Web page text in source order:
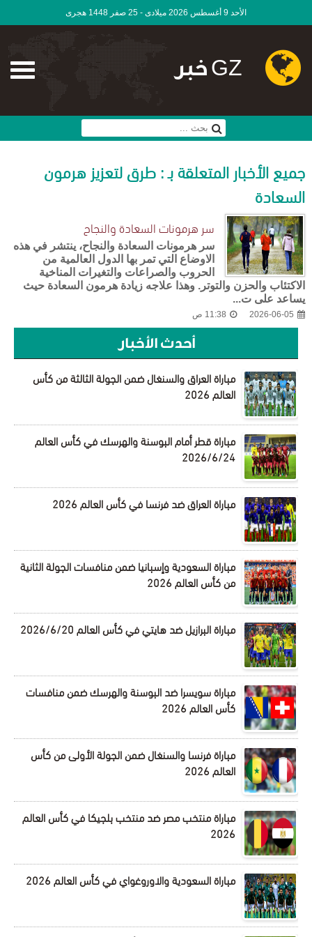
الأحد 9 أغسطس 2026 ميلادى - 25 صفر 1448 هجرى
GZ خبر
جميع الأخبار المتعلقة بـ : طرق لتعزيز هرمون
السعادة
سر هرمونات السعادة والنجاح
سر هرمونات السعادة والنجاح، ينتشر في هذه
الاوضاع التي تمر بها الدول العالمية من
الحروب والصراعات والتغيرات المناخية
الاكتئاب والحزن والتوتر. وهذا علاجه زيادة هرمون السعادة حيث
يساعد على ت...
2026-06-05 11:38 ص
أحدث الأخبار
مباراة العراق والسنغال ضمن الجولة الثالثة من كأس
العالم 2026
مباراة قطر أمام البوسنة والهرسك في كأس العالم
2026/6/24
مباراة العراق ضد فرنسا في كأس العالم 2026
مباراة السعودية وإسبانيا ضمن منافسات الجولة الثانية
من كأس العالم 2026
مباراة البرازيل ضد هايتي في كأس العالم 2026/6/20
مباراة سويسرا ضد البوسنة والهرسك ضمن منافسات
كأس العالم 2026
مباراة فرنسا والسنغال ضمن الجولة الأولى من كأس
العالم 2026
مباراة منتخب مصر ضد منتخب بلجيكا في كأس العالم
2026
مباراة السعودية والاوروغواي في كأس العالم 2026